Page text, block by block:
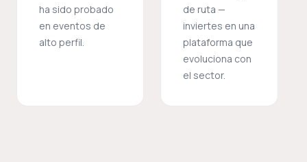
ha sido probado
en eventos de
alto perfil.
de ruta —
inviertes en una
plataforma que
evoluciona con
el sector.